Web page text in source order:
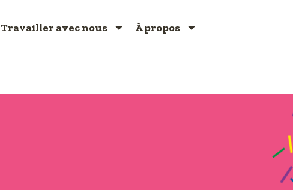
Travailler avec nous À propos